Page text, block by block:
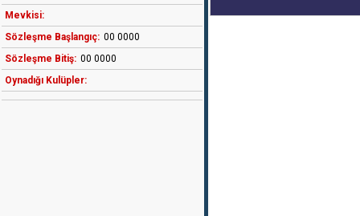
Mevkisi:
Sözleşme Başlangıç: 00 0000
Sözleşme Bitiş: 00 0000
Oynadığı Kulüpler: